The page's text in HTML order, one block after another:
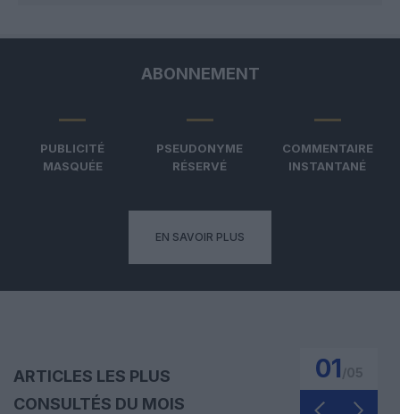
ABONNEMENT
PUBLICITÉ
MASQUÉE
PSEUDONYME
RÉSERVÉ
COMMENTAIRE
INSTANTANÉ
EN SAVOIR PLUS
ARTICLES LES PLUS
CONSULTÉS DU MOIS
01